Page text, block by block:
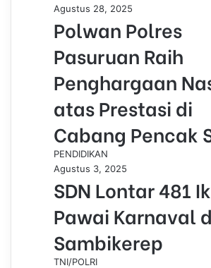
Agustus 28, 2025
Polwan Polres
Pasuruan Raih
Penghargaan
atas Prestasi di
Cabang Pencak
PENDIDIKAN
Agustus 3, 2025
SDN Lontar 481
Pawai Karnaval
Sambikerep
TNI/POLRI